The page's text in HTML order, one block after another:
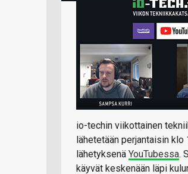
io-techin viikottainen
lähetetään perjantaisin klo
lähetyksenä YouTubessa.
käyvät keskenään läpi